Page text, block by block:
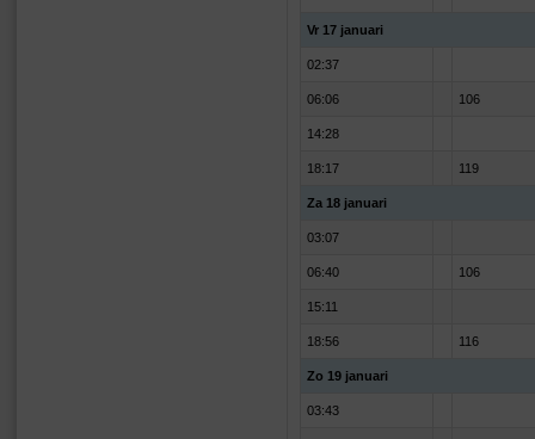
Vr 17 januari
02:37
06:06 106
14:28
18:17 119
Za 18 januari
03:07
06:40 106
15:11
18:56 116
Zo 19 januari
03:43